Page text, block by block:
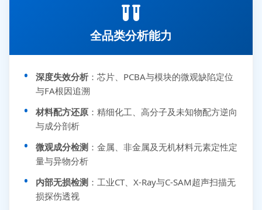
全品类分析能力
深度失效分析 ：芯片、PCBA与模块的微观缺陷定位
与FA根因追溯
材料配方还原 ：精细化工、高分子及未知物配方逆向
与成分剖析
微观成分检测 ：金属、非金属及无机材料元素定性定
量与异物分析
内部无损检测 ：工业CT、X-Ray与C-SAM超声扫描无
损探伤透视